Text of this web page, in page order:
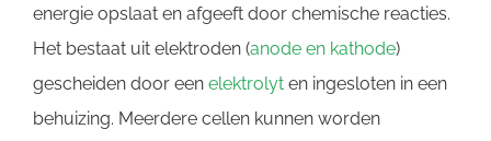
energie opslaat en afgeeft door chemische reacties.
Het bestaat uit elektroden (anode en kathode)
gescheiden door een elektrolyt en ingesloten in een
behuizing. Meerdere cellen kunnen worden